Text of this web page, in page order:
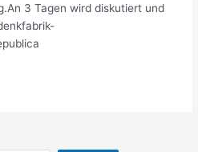
3 Tagen wird diskutiert und